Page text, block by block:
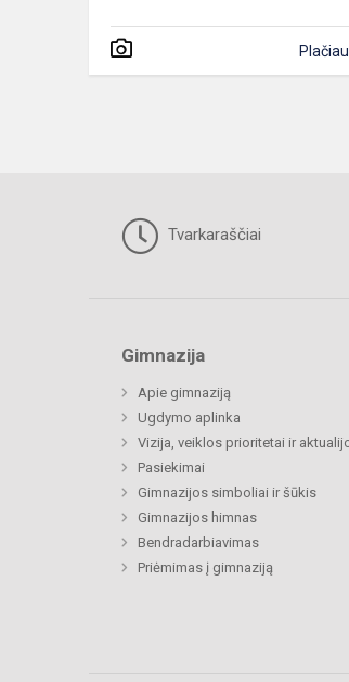
Plačiau
Tvarkaraščiai
Gimnazija
Apie gimnaziją
Ugdymo aplinka
Vizija, veiklos prioritetai ir
Pasiekimai
Gimnazijos simboliai ir šūkis
Gimnazijos himnas
Bendradarbiavimas
Priėmimas į gimnaziją